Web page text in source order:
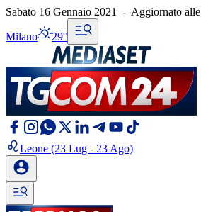
Sabato 16 Gennaio 2021 - Aggiornato alle
Milano 29°
Leone (23 Lug - 23 Ago)